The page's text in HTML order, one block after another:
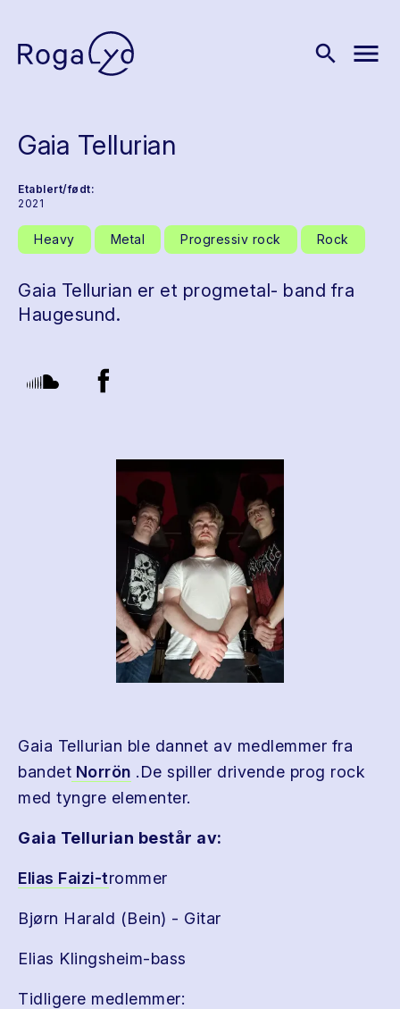
search menu
Gaia Tellurian
Etablert/født:
2021
Heavy Metal Progressiv rock Rock
Gaia Tellurian er et progmetal- band fra
Haugesund.
Gaia Tellurian ble dannet av medlemmer fra
bandet Norrön .De spiller drivende prog rock
med tyngre elementer.
Gaia Tellurian består av:
Elias Faizi-trommer
Bjørn Harald (Bein) - Gitar
Elias Klingsheim-bass
Tidligere medlemmer: